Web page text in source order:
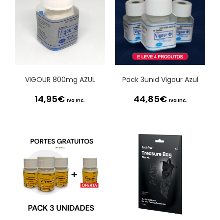
VIGOUR 800mg AZUL
14,95€ Iva Inc.
Pack 3unid Vigour Azul
44,85€ Iva Inc.